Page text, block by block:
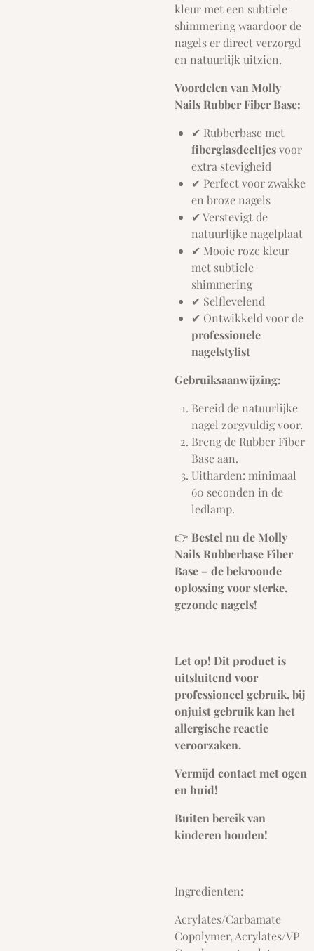
kleur met een subtiele
shimmering waardoor de
nagels er direct verzorgd
en natuurlijk uitzien.
Voordelen van Molly
Nails Rubber Fiber Base:
✔ Rubberbase met
fiberglasdeeltjesvoor
extra stevigheid
✔ Perfect voor zwakke
en broze nagels
✔ Verstevigt de
natuurlijke nagelplaat
✔ Mooie roze kleur
met subtiele
shimmering
✔ Selflevelend
✔ Ontwikkeld voor de
professionele
nagelstylist
Gebruiksaanwijzing:
Bereid de natuurlijke
nagel zorgvuldig voor.
Breng de Rubber Fiber
Base aan.
Uitharden: minimaal
60 seconden in de
ledlamp.
👉 Bestel nu de Molly
Nails Rubberbase Fiber
Base – de bekroonde
oplossing voor sterke,
gezonde nagels!
Let op! Dit product is
uitsluitend voor
professioneel gebruik, bij
onjuist gebruik kan het
allergische reactie
veroorzaken.
Vermijd contact met ogen
en huid!
Buiten bereik van
kinderen houden!
Ingredienten:
Acrylates/Carbamate
Copolymer, Acrylates/VP